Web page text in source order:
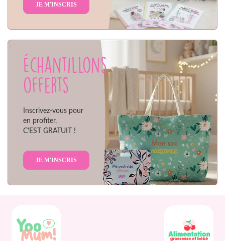
JE M'INSCRIS
Échantillons
offerts
Inscrivez-vous pour
en profiter,
C'EST GRATUIT !
JE M'INSCRIS